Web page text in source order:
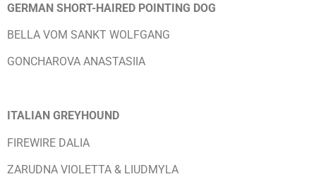
GERMAN SHORT-HAIRED POINTING DOG
BELLA VOM SANKT WOLFGANG
GONCHAROVA ANASTASIIA
ITALIAN GREYHOUND
FIREWIRE DALIA
ZARUDNA VIOLETTA & LIUDMYLA